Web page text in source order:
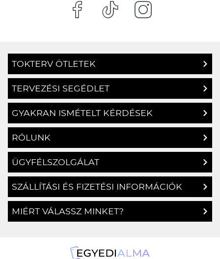
TOKTERV ÖTLETEK
TERVEZÉSI SEGÉDLET
GYAKRAN ISMÉTELT KÉRDÉSEK
RÓLUNK
ÜGYFÉLSZOLGÁLAT
SZÁLLÍTÁSI ÉS FIZETÉSI INFORMÁCIÓK